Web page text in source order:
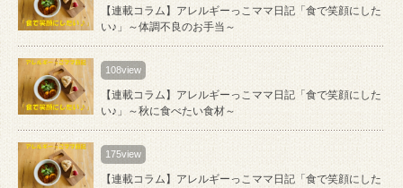
【連載コラム】アレルギーっこママ日記「食で笑顔にした
い♪」～体調不良のお手当～
108view
【連載コラム】アレルギーっこママ日記「食で笑顔にした
い♪」～秋に食べたい食材～
175view
【連載コラム】アレルギーっこママ日記「食で笑顔にした